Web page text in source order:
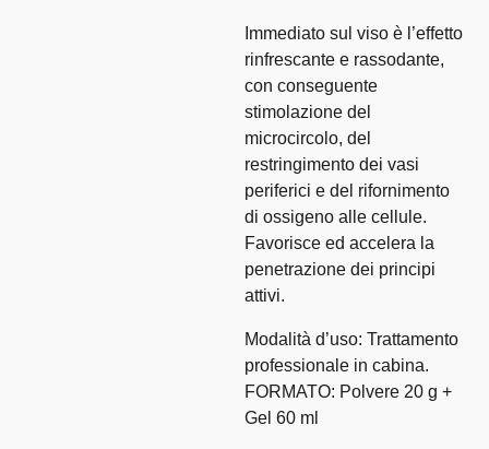
Immediato sul viso è l’effetto
rinfrescante e rassodante,
con conseguente
stimolazione del
microcircolo, del
restringimento dei vasi
periferici e del rifornimento
di ossigeno alle cellule.
Favorisce ed accelera la
penetrazione dei principi
attivi.
Modalità d’uso: Trattamento
professionale in cabina.
FORMATO: Polvere 20 g +
Gel 60 ml